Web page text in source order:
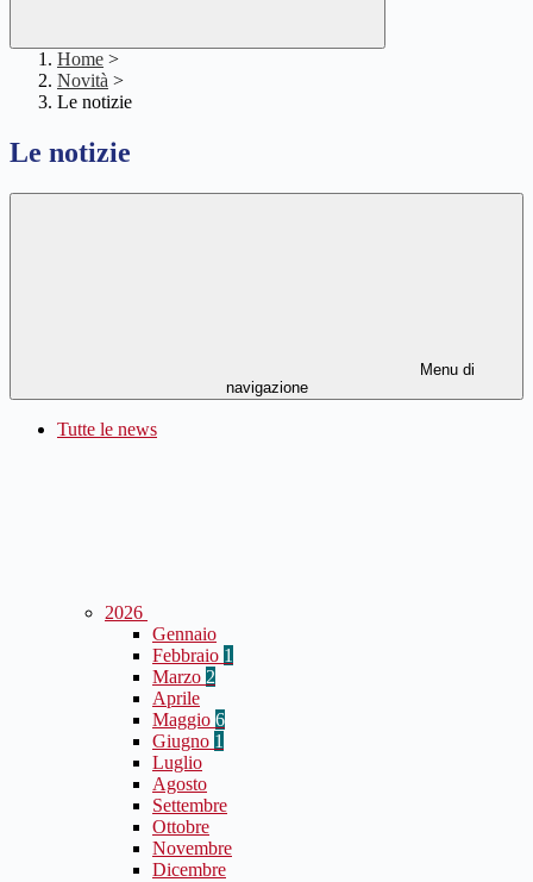
Home >
Novità >
Le notizie
Le notizie
Menu di
navigazione
Tutte le news
2026
Gennaio
Febbraio 1
Marzo 2
Aprile
Maggio 6
Giugno 1
Luglio
Agosto
Settembre
Ottobre
Novembre
Dicembre